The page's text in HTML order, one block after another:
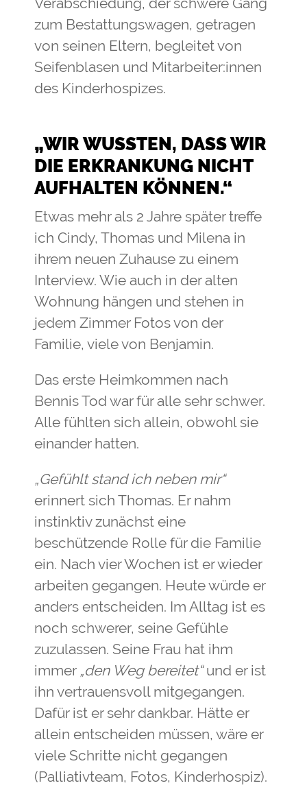
zum Bestattungswagen, getragen
von seinen Eltern, begleitet von
Seifenblasen und Mitarbeiter:innen
des Kinderhospizes.
„WIR WUSSTEN, DASS WIR
DIE ERKRANKUNG NICHT
AUFHALTEN KÖNNEN.“
Etwas mehr als 2 Jahre später treffe
ich Cindy, Thomas und Milena in
ihrem neuen Zuhause zu einem
Interview. Wie auch in der alten
Wohnung hängen und stehen in
jedem Zimmer Fotos von der
Familie, viele von Benjamin.
Das erste Heimkommen nach
Bennis Tod war für alle sehr schwer.
Alle fühlten sich allein, obwohl sie
einander hatten.
„Gefühlt stand ich neben mir“
erinnert sich Thomas. Er nahm
instinktiv zunächst eine
beschützende Rolle für die Familie
ein. Nach vier Wochen ist er wieder
arbeiten gegangen. Heute würde er
anders entscheiden. Im Alltag ist es
noch schwerer, seine Gefühle
zuzulassen. Seine Frau hat ihm
immer „den Weg bereitet“und er ist
ihn vertrauensvoll mitgegangen.
Dafür ist er sehr dankbar. Hätte er
allein entscheiden müssen, wäre er
viele Schritte nicht gegangen
(Palliativteam, Fotos, Kinderhospiz).